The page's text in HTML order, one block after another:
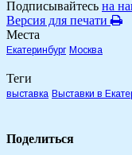
Подписывайтесь на
Версия для печати
Места
Екатеринбург Москва
Теги
выставка Выставки в
Поделиться